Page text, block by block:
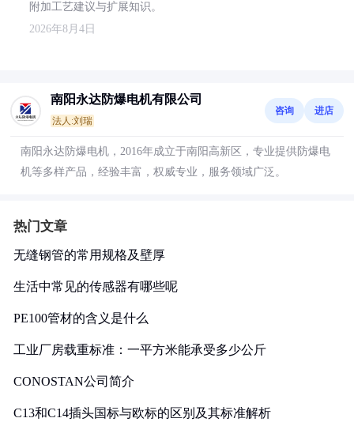
附加工艺建议与扩展知识。
2026年8月4日
南阳永达防爆电机有限公司
法人:刘瑞
咨询 进店
南阳永达防爆电机，2016年成立于南阳高新区，专业提供防爆电
机等多样产品，经验丰富，权威专业，服务领域广泛。
热门文章
无缝钢管的常用规格及壁厚
生活中常见的传感器有哪些呢
PE100管材的含义是什么
工业厂房载重标准：一平方米能承受多少公斤
CONOSTAN公司简介
C13和C14插头国标与欧标的区别及其标准解析